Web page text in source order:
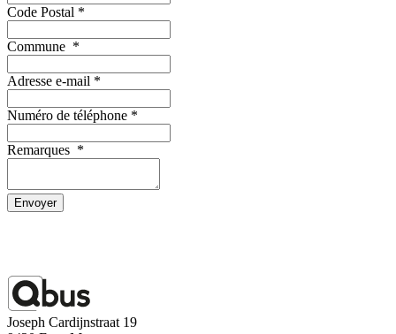
Code Postal *
Commune *
Adresse e-mail *
Numéro de téléphone *
Remarques *
Envoyer
Joseph Cardijnstraat 19